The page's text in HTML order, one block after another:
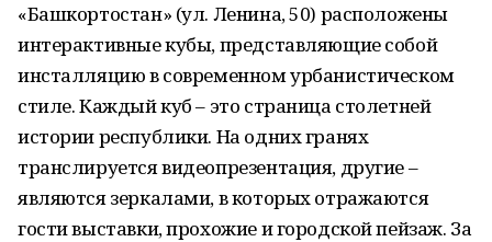
«Башкортостан» (ул. Ленина, 50) расположены
интерактивные кубы, представляющие собой
инсталляцию в современном урбанистическом
стиле. Каждый куб – это страница столетней
истории республики. На одних гранях
транслируется видеопрезентация, другие –
являются зеркалами, в которых отражаются
гости выставки, прохожие и городской пейзаж. За